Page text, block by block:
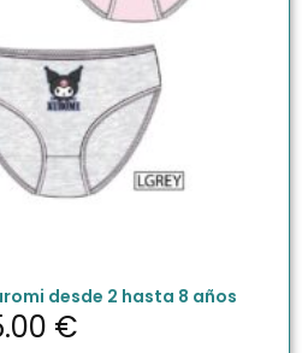
desde 2 hasta 8 años
€